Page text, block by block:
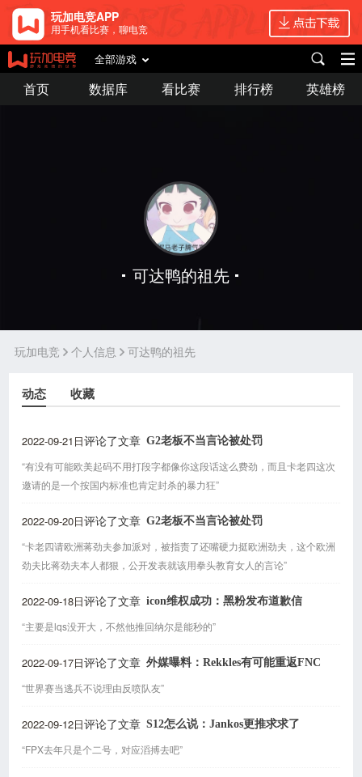
玩加电竞APP
用手机看比赛，聊电竞
全部游戏
首页 数据库 看比赛 排行榜 英雄榜
可达鸭的祖先
玩加电竞 个人信息 可达鸭的祖先
动态 收藏
2022-09-21日评论了文章 G2老板不当言论被处罚
“有没有可能欧美起码不用打段字都像你这段话这么费劲，而且卡老四这次
邀请的是一个按国内标准也肯定封杀的暴力狂”
2022-09-20日评论了文章 G2老板不当言论被处罚
“卡老四请欧洲蒋劲夫参加派对，被指责了还嘴硬力挺欧洲劲夫，这个欧洲
劲夫比蒋劲夫本人都狠，公开发表就该用拳头教育女人的言论”
2022-09-18日评论了文章 icon维权成功：黑粉发布道歉信
“主要是lqs没开大，不然他推回纳尔是能秒的”
2022-09-17日评论了文章 外媒曝料：Rekkles有可能重返FNC
“世界赛当逃兵不说理由反喷队友”
2022-09-12日评论了文章 S12怎么说：Jankos更推求求了
“FPX去年只是个二号，对应滔搏去吧”